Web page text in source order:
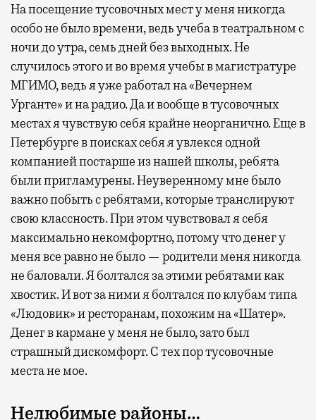
На посещение тусовочных мест у меня никогда
особо не было времени, ведь учеба в театральном с
ночи до утра, семь дней без выходных. Не
случилось этого и во время учебы в магистратуре
МГИМО, ведь я уже работал на «Вечернем
Урганте» и на радио. Да и вообще в тусовочных
местах я чувствую себя крайне неорганично. Еще в
Петербурге в поисках себя я увлекся одной
компанией постарше из нашей школы, ребята
были пригламурены. Неуверенному мне было
важно побыть с ребятами, которые транслируют
свою классность. При этом чувствовал я себя
максимально некомфортно, потому что денег у
меня все равно не было — родители меня никогда
не баловали. Я болтался за этими ребятами как
хвостик. И вот за ними я болтался по клубам типа
«Людовик» и ресторанам, похожим на «Шатер».
Денег в кармане у меня не было, зато был
страшный дискомфорт. С тех пор тусовочные
места не мое.
Нелюбимые районы…